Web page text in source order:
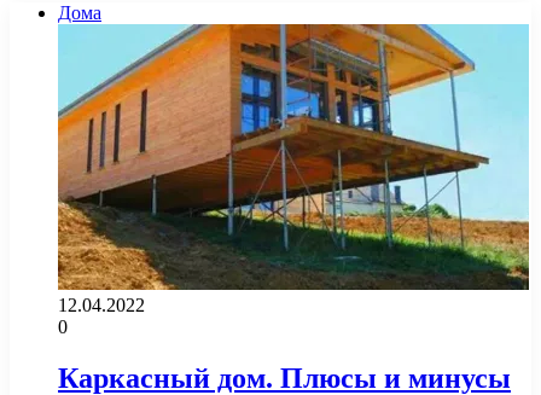
Дома
12.04.2022
0
Каркасный дом. Плюсы и минусы